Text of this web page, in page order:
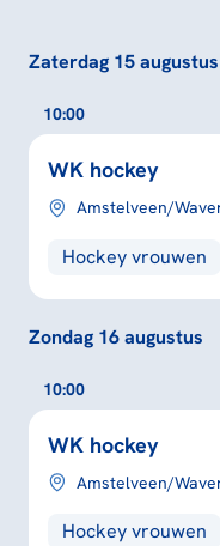
Zaterdag 15 augustus
10:00
WK hockey
Amstelveen/
Hockey vrouwen
Zondag 16 augustus
10:00
WK hockey
Amstelveen/
Hockey vrouwen